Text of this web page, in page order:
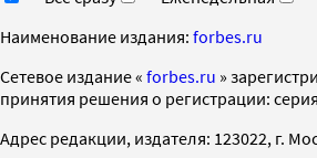
Наименование издания: forbes.ru
Cетевое издание « forbes.ru »
принятия решения о регистрации:
Адрес редакции, издателя: 123022, г.